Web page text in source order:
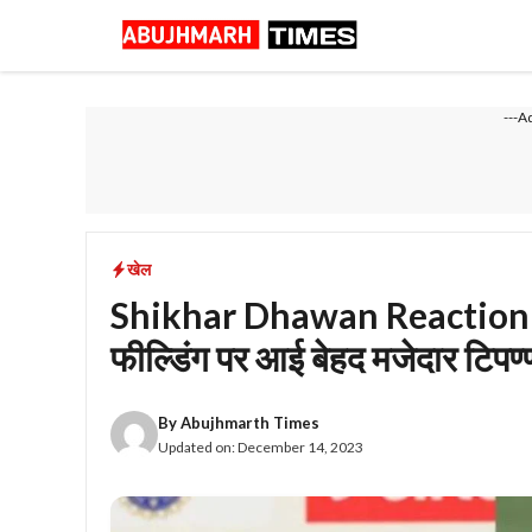
content
---
खेल
Shikhar Dhawan Reaction:
फील्डिंग पर आई बेहद मजेदार
ByAbujhmarth Times
Updated on:December 14, 2023